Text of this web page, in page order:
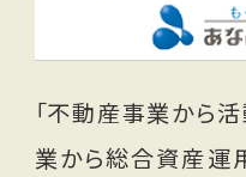
「不動産事業から
業から総合資産運